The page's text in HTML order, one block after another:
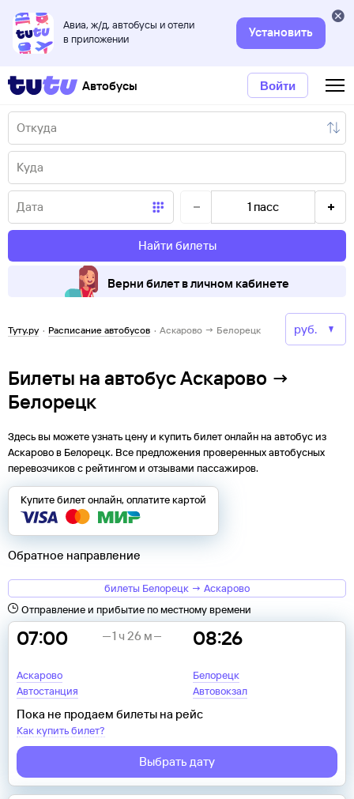
Авиа, ж/д, автобусы и отели
в приложении
Установить
Автобусы Войти
1 пасс
Найти билеты
Верни билет в личном кабинете
Туту.ру · Расписание автобусов · Аскарово → Белорецк
Билеты на автобус Аскарово →
Белорецк
Здесь вы можете узнать цену и купить билет онлайн на автобус из
Аскаровов Белорецк. Все предложения проверенных автобусных
перевозчиков с рейтингом и отзывами пассажиров.
Купите билет онлайн, оплатите картой
Обратное направление
билеты Белорецк → Аскарово
Отправление и прибытие по местному времени
07:00
Аскарово
Автостанция
08:26
Белорецк
Автовокзал
1 ч 26 м
Пока не продаем билеты на рейс
Как купить билет?
Выбрать дату